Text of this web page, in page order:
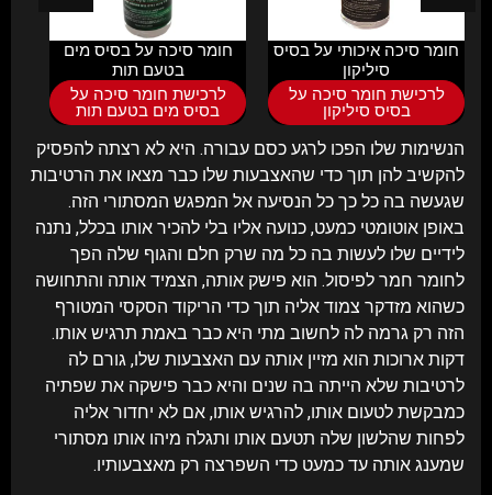
חומר סיכה איכותי על בסיס
סיליקון
לרכישת חומר סיכה על
בסיס סיליקון
חומר סיכה על בסיס מים
בטעם תות
לרכישת חומר סיכה על
בסיס מים בטעם תות
הנשימות שלו הפכו לרגע כסם עבורה. היא לא רצתה להפסיק
להקשיב להן תוך כדי שהאצבעות שלו כבר מצאו את הרטיבות
שגעשה בה כל כך כל הנסיעה אל המפגש המסתורי הזה.
באופן אוטומטי כמעט, כנועה אליו בלי להכיר אותו בכלל, נתנה
לידיים שלו לעשות בה כל מה שרק חלם והגוף שלה הפך
לחומר חמר לפיסול. הוא פישק אותה, הצמיד אותה והתחושה
כשהוא מזדקר צמוד אליה תוך כדי הריקוד הסקסי המטורף
הזה רק גרמה לה לחשוב מתי היא כבר באמת תרגיש אותו.
דקות ארוכות הוא מזיין אותה עם האצבעות שלו, גורם לה
לרטיבות שלא הייתה בה שנים והיא כבר פישקה את שפתיה
כמבקשת לטעום אותו, להרגיש אותו, אם לא יחדור אליה
לפחות שהלשון שלה תטעם אותו ותגלה מיהו אותו מסתורי
שמענג אותה עד כמעט כדי השפרצה רק מאצבעותיו.